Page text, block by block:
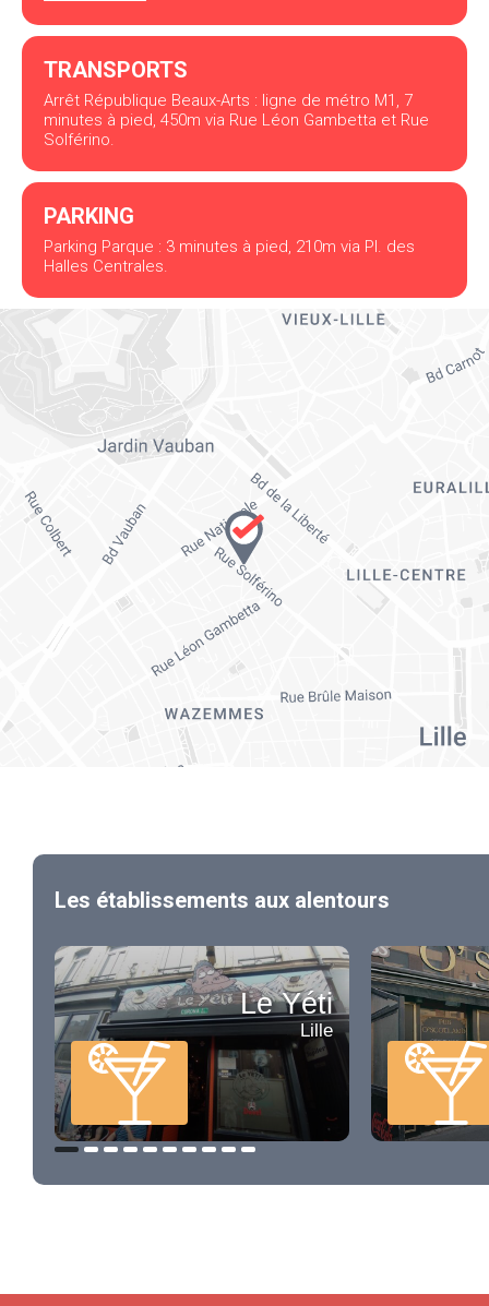
TRANSPORTS
Arrêt République Beaux-Arts : ligne de métro M1, 7
minutes à pied, 450m via Rue Léon Gambetta et Rue
Solférino.
PARKING
Parking Parque : 3 minutes à pied, 210m via Pl. des
Halles Centrales.
Les établissements aux alentours
Le Yéti
Lille